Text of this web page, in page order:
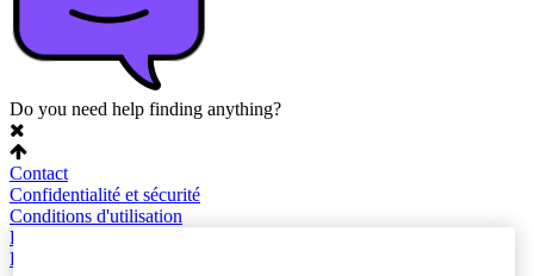
Do you need help finding anything?
Contact
Confidentialité et sécurité
Conditions d'utilisation
Plan du site
Paramètres des cookies